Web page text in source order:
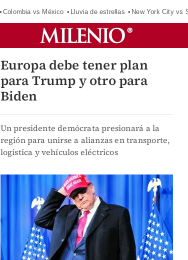
Colombia vs México Lluvia de estrellas New York City vs
Europa debe tener plan
para Trump y otro para
Biden
Un presidente demócrata presionará a la
región para unirse a alianzas en transporte,
logística y vehículos eléctricos